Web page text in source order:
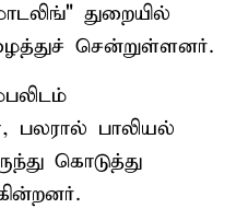
துறையில்
சென்றுள்ளனர்.
பலரால் பாலியல்
கொடுத்து